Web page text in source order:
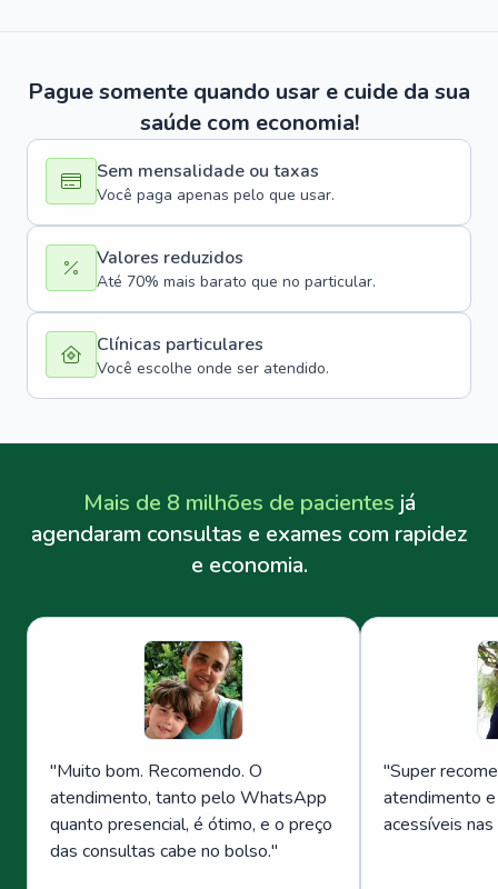
Pague somente quando usar e cuide da sua
saúde com economia!
Sem mensalidade ou taxas
Você paga apenas pelo que usar.
Valores reduzidos
Até 70% mais barato que no particular.
Clínicas particulares
Você escolhe onde ser atendido.
Mais de 8 milhões de pacientes já
agendaram consultas e exames com rapidez
e economia.
"Muito bom. Recomendo. O
atendimento, tanto pelo WhatsApp
quanto presencial, é ótimo, e o preço
das consultas cabe no bolso."
"Super
atendimento
acessíveis